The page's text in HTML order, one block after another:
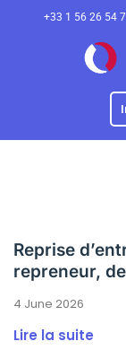
+33 1 56 26 54
Reprise
repreneur,
4 June 2026
Lire la suite